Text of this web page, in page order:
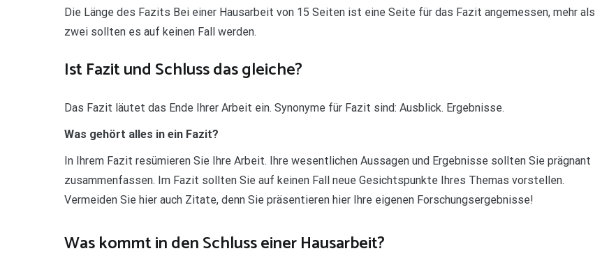
Die Länge des Fazits Bei einer Hausarbeit von 15 Seiten ist eine Seite für das Fazit angemessen, mehr als
zwei sollten es auf keinen Fall werden.
Ist Fazit und Schluss das gleiche?
Das Fazit läutet das Ende Ihrer Arbeit ein. Synonyme für Fazit sind: Ausblick. Ergebnisse.
Was gehört alles in ein Fazit?
In Ihrem Fazit resümieren Sie Ihre Arbeit. Ihre wesentlichen Aussagen und Ergebnisse sollten Sie prägnant
zusammenfassen. Im Fazit sollten Sie auf keinen Fall neue Gesichtspunkte Ihres Themas vorstellen.
Vermeiden Sie hier auch Zitate, denn Sie präsentieren hier Ihre eigenen Forschungsergebnisse!
Was kommt in den Schluss einer Hausarbeit?